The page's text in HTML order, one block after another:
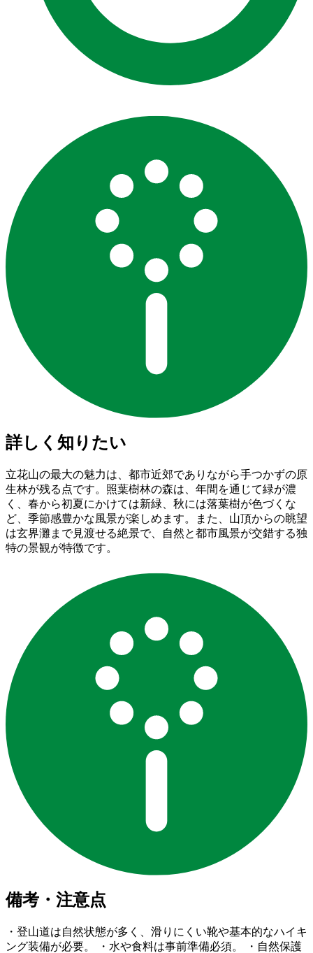
詳しく知りたい
立花山の最大の魅力は、都市近郊でありながら手つかずの原
生林が残る点です。照葉樹林の森は、年間を通じて緑が濃
く、春から初夏にかけては新緑、秋には落葉樹が色づくな
ど、季節感豊かな風景が楽しめます。また、山頂からの眺望
は玄界灘まで見渡せる絶景で、自然と都市風景が交錯する独
特の景観が特徴です。
備考・注意点
・登山道は自然状態が多く、滑りにくい靴や基本的なハイキ
ング装備が必要。 ・水や食料は事前準備必須。 ・自然保護